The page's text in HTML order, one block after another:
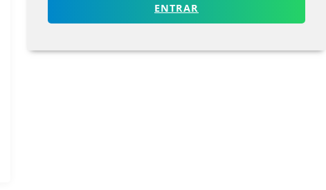
ENTRAR